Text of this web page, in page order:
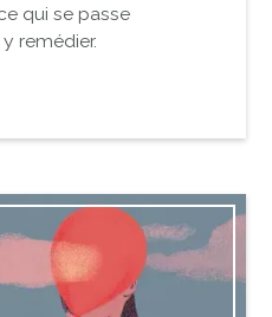
qui se passe
remédier.